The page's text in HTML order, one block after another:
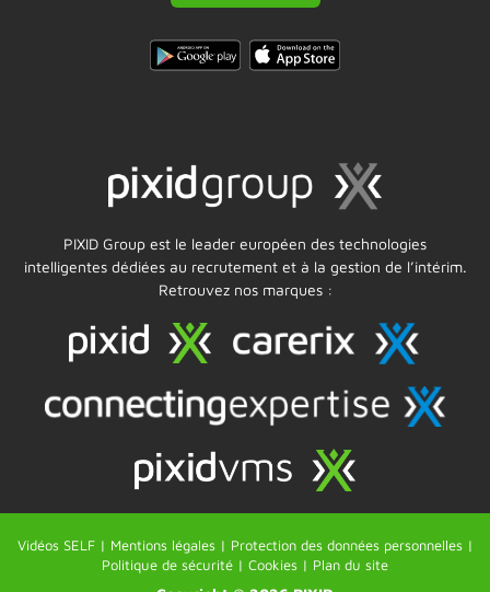
PIXID Group est le leader européen des technologies
intelligentes dédiées au recrutement et à la gestion de l’intérim.
Retrouvez nos marques :
Vidéos SELF | Mentions légales | Protection des données personnelles |
Politique de sécurité | Cookies | Plan du site